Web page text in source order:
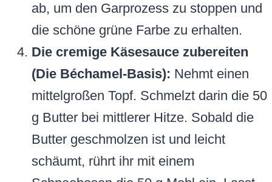
ab, um den Garprozess zu stoppen und
die schöne grüne Farbe zu erhalten.
Die cremige Käsesauce zubereiten
(Die Béchamel-Basis): Nehmt einen
mittelgroßen Topf. Schmelzt darin die 50
g Butter bei mittlerer Hitze. Sobald die
Butter geschmolzen ist und leicht
schäumt, rührt ihr mit einem